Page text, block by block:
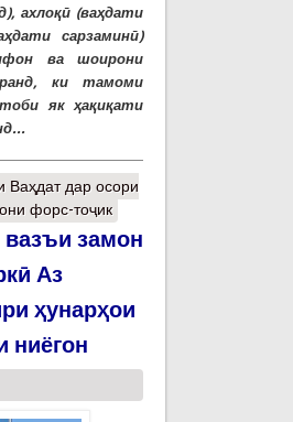
ахлоқӣ (ваҳдати
сарзаминӣ)
ва шоирони
ки тамоми
як ҳақиқати
Ваҳдат дар осори
форс-тоҷик
замон
Аз
ҳунарҳои
ниёгон